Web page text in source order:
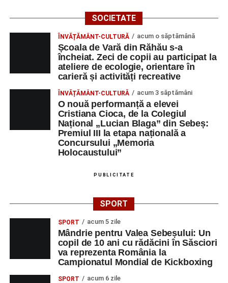
SOCIETATE
ÎNVĂȚĂMÂNT-CULTURĂ acum o săptămână
Școala de Vară din Răhău s-a
încheiat. Zeci de copii au participat la
ateliere de ecologie, orientare în
carieră și activități recreative
ÎNVĂȚĂMÂNT-CULTURĂ acum 3 săptămâni
O nouă performanță a elevei
Cristiana Cioca, de la Colegiul
Național „Lucian Blaga” din Sebeș:
Premiul III la etapa națională a
Concursului „Memoria
Holocaustului”
PUBLICITATE
SPORT
SPORT acum 5 zile
Mândrie pentru Valea Sebeșului: Un
copil de 10 ani cu rădăcini în Săsciori
va reprezenta România la
Campionatul Mondial de Kickboxing
SPORT acum 6 zile